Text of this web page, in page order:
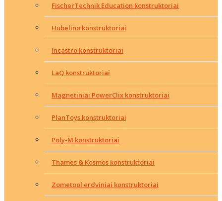
FischerTechnik Education konstruktoriai
Hubelino konstruktoriai
Incastro konstruktoriai
LaQ konstruktoriai
Magnetiniai PowerClix konstruktoriai
PlanToys konstruktoriai
Poly-M konstruktoriai
Thames & Kosmos konstruktoriai
Zometool erdviniai konstruktoriai